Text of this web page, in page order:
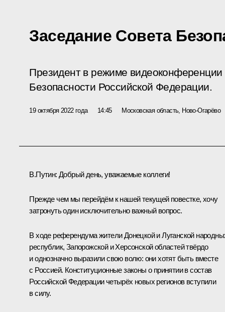
Заседание Совета
Президент в режиме видеоконференции
Безопасности Российской Федерации.
19 октября 2022 года 14:45 Московская область, Ново-Огарёво
В.Путин: Добрый день, уважаемые коллеги!
Прежде чем мы перейдём к нашей текущей повестке, хочу
затронуть один исключительно важный вопрос.
В ходе референдума жители Донецкой и Луганской
республик, Запорожской и Херсонской областей твёрдо
и однозначно выразили свою волю: они хотят быть вместе
с Россией. Конституционные законы о принятии в состав
Российской Федерации четырёх новых регионов вступили
в силу.